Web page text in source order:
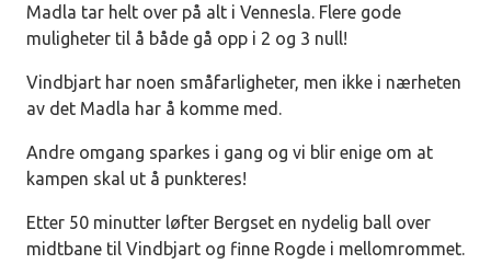
Madla tar helt over på alt i Vennesla. Flere gode
muligheter til å både gå opp i 2 og 3 null!
Vindbjart har noen småfarligheter, men ikke i nærheten
av det Madla har å komme med.
Andre omgang sparkes i gang og vi blir enige om at
kampen skal ut å punkteres!
Etter 50 minutter løfter Bergset en nydelig ball over
midtbane til Vindbjart og finne Rogde i mellomrommet.